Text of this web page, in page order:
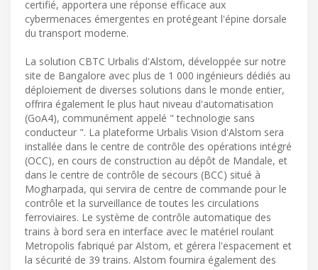
certifié, apportera une réponse efficace aux
cybermenaces émergentes en protégeant l'épine dorsale
du transport moderne.
La solution CBTC Urbalis d'Alstom, développée sur notre
site de Bangalore avec plus de 1 000 ingénieurs dédiés au
déploiement de diverses solutions dans le monde entier,
offrira également le plus haut niveau d'automatisation
(GoA4), communément appelé " technologie sans
conducteur ". La plateforme Urbalis Vision d'Alstom sera
installée dans le centre de contrôle des opérations intégré
(OCC), en cours de construction au dépôt de Mandale, et
dans le centre de contrôle de secours (BCC) situé à
Mogharpada, qui servira de centre de commande pour le
contrôle et la surveillance de toutes les circulations
ferroviaires. Le système de contrôle automatique des
trains à bord sera en interface avec le matériel roulant
Metropolis fabriqué par Alstom, et gérera l'espacement et
la sécurité de 39 trains. Alstom fournira également des